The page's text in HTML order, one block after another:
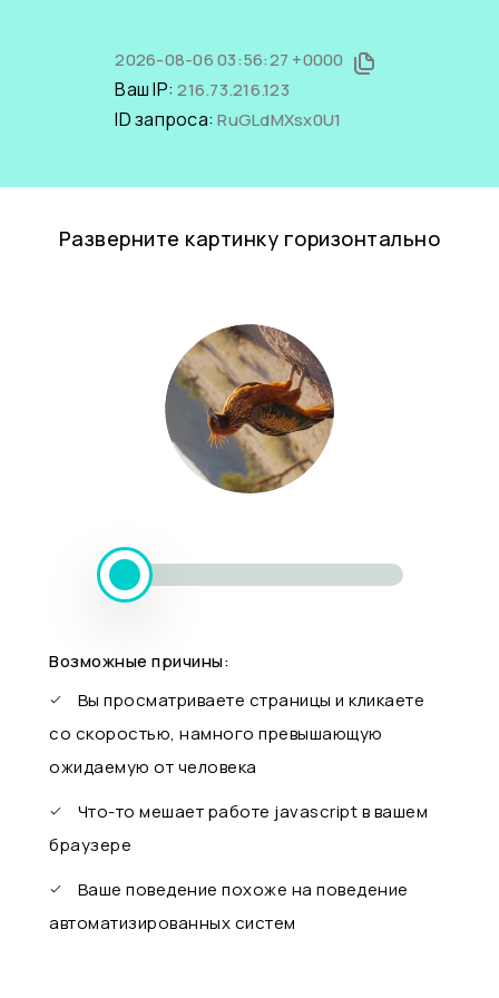
2026-08-06 03:56:27 +0000
Ваш IP:216.73.216.123
ID запроса:RuGLdMXsx0U1
Разверните картинку горизонтально
Возможные причины:
Вы просматриваете страницы и кликаете
со скоростью, намного превышающую
ожидаемую от человека
Что-то мешает работе javascript в вашем
браузере
Ваше поведение похоже на поведение
автоматизированных систем